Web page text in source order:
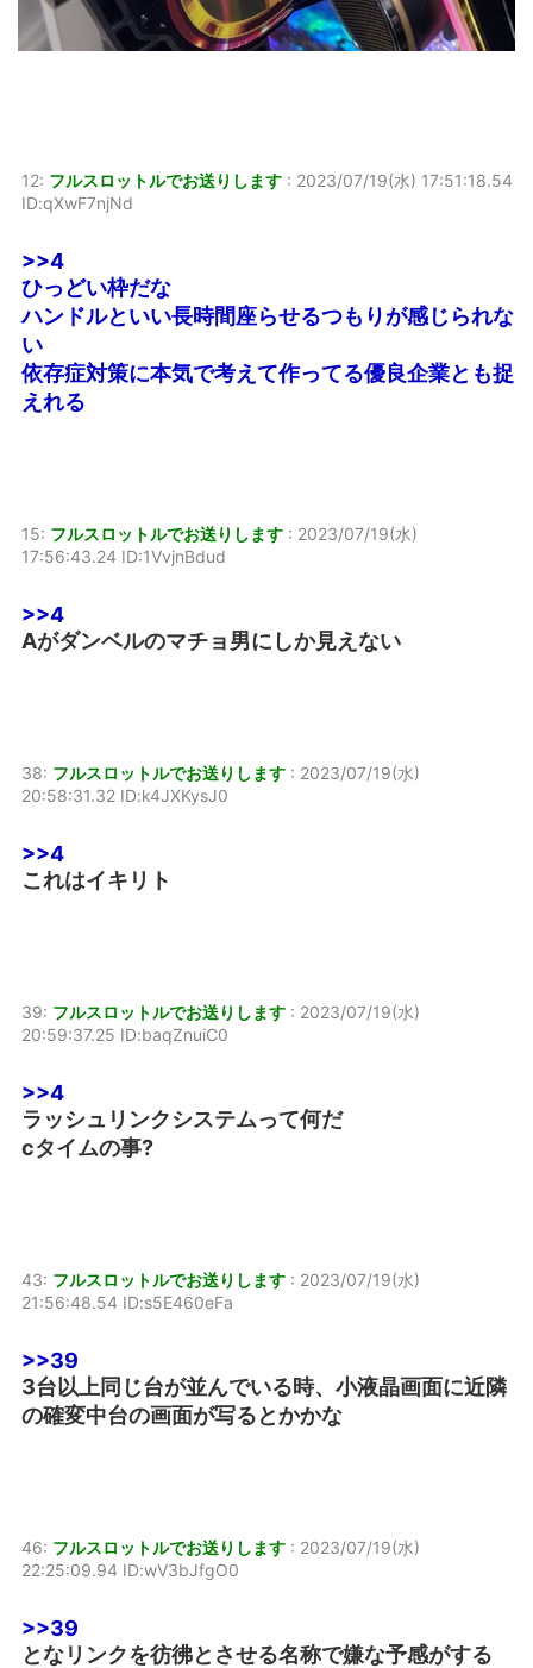
12: フルスロットルでお送りします : 2023/07/19(水) 17:51:18.54
ID:qXwF7njNd
>>4
ひっどい枠だな
ハンドルといい長時間座らせるつもりが感じられな
い
依存症対策に本気で考えて作ってる優良企業とも捉
えれる
15: フルスロットルでお送りします : 2023/07/19(水)
17:56:43.24 ID:1VvjnBdud
>>4
Aがダンベルのマチョ男にしか見えない
38: フルスロットルでお送りします : 2023/07/19(水)
20:58:31.32 ID:k4JXKysJ0
>>4
これはイキリト
39: フルスロットルでお送りします : 2023/07/19(水)
20:59:37.25 ID:baqZnuiC0
>>4
ラッシュリンクシステムって何だ
cタイムの事?
43: フルスロットルでお送りします : 2023/07/19(水)
21:56:48.54 ID:s5E460eFa
>>39
3台以上同じ台が並んでいる時、小液晶画面に近隣
の確変中台の画面が写るとかかな
46: フルスロットルでお送りします : 2023/07/19(水)
22:25:09.94 ID:wV3bJfgO0
>>39
となリンクを彷彿とさせる名称で嫌な予感がする